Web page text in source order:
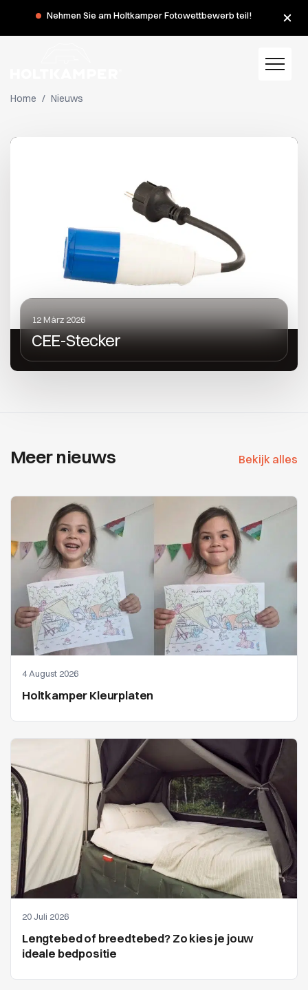
Nehmen Sie am Holtkamper Fotowettbewerb teil!
und 10. August, geschlossen.
Home / Nieuws
12 März 2026
CEE-Stecker
Meer nieuws Bekijk alles
4 August 2026
Holtkamper Kleurplaten
20 Juli 2026
Lengtebed of breedtebed? Zo kies je jouw
ideale bedpositie